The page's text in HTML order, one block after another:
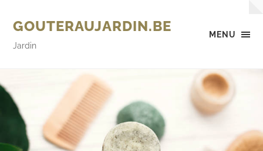
MENU
GOUTERAUJARDIN.BE
Jardin